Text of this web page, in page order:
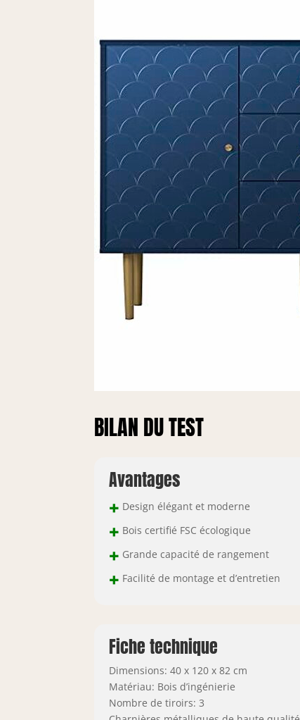
BILAN DU TEST
Avantages
+ Design élégant et moderne
+ Bois certifié FSC écologique
+ Grande capacité de rangement
+ Facilité de montage et d’entretien
Fiche technique
Dimensions: 40 x 120 x 82 cm
Matériau: Bois d’ingénierie
Nombre de tiroirs: 3